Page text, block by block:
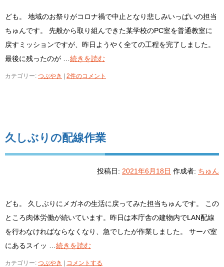
ども。 地域のお祭りがコロナ禍で中止となり悲しみいっぱいの担当
ちゅんです。 先般から取り組んできた某学校のPC室を普通教室に
戻すミッションですが、昨日ようやく全ての工程を完了しました。
最後に残ったのが … 続きを読む
カテゴリー: つぶやき 2件のコメント
久しぶりの配線作業
投稿日: 2021年6月18日 作成者: ちゅん
ども。 久しぶりにメガネの生活に戻ってみた担当ちゅんです。 この
ところ肉体労働が続いています。昨日は本庁舎の建物内でLAN配線
を行わなければならなくなり、急でしたが作業しました。 サーバ室
にあるスイッ … 続きを読む
カテゴリー: つぶやき コメントする